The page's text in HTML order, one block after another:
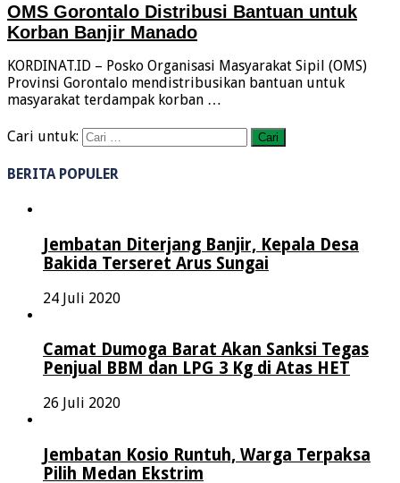
OMS Gorontalo Distribusi Bantuan untuk
Korban Banjir Manado
KORDINAT.ID – Posko Organisasi Masyarakat Sipil (OMS)
Provinsi Gorontalo mendistribusikan bantuan untuk
masyarakat terdampak korban …
Cari untuk:
BERITA POPULER
Jembatan Diterjang Banjir, Kepala Desa
Bakida Terseret Arus Sungai
24 Juli 2020
Camat Dumoga Barat Akan Sanksi Tegas
Penjual BBM dan LPG 3 Kg di Atas HET
26 Juli 2020
Jembatan Kosio Runtuh, Warga Terpaksa
Pilih Medan Ekstrim